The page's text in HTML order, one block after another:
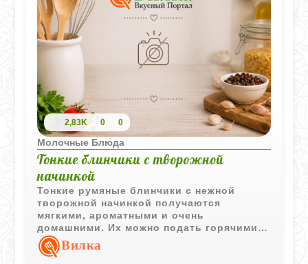
2,83K 0 0
Молочные Блюда
Тонкие блинчики с творожной
начинкой
Тонкие румяные блинчики с нежной
творожной начинкой получаются
мягкими, ароматными и очень
домашними. Их можно подать горячими
со сметаной и сахарной пудрой для
уютного семейного чаепития.
Вилка